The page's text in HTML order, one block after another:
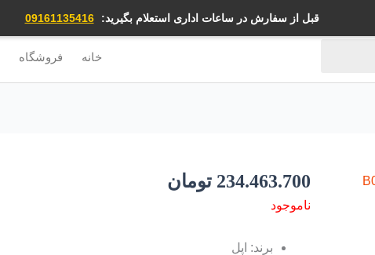
قبل از سفارش در ساعات اداری استعلام بگیرید: 09161135416
خانه فروشگاه
234.463.700 تومان
ناموجود
برند: اپل